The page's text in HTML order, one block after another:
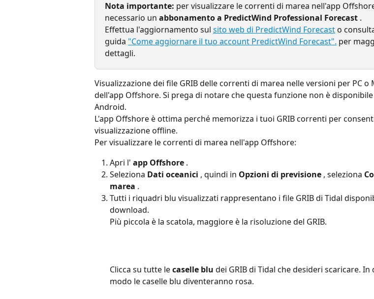
Nota importante: per visualizzare le correnti di marea nell'app
necessario un abbonamento a PredictWind Professional Forecast .
Effettua l'aggiornamento sul sito web di PredictWind Forecast o
guida "Come aggiornare il tuo account PredictWind Forecast". per
dettagli.
Visualizzazione dei file GRIB delle correnti di marea nelle versioni per PC o
dell'app Offshore. Si prega di notare che questa funzione non è disponibile
Android.
L'app Offshore è ottima perché memorizza i tuoi GRIB correnti per
visualizzazione offline.
Per visualizzare le correnti di marea nell'app Offshore:
Apri l' app Offshore .
Seleziona Dati oceanici , quindi in Opzioni di previsione , seleziona
marea .
Tutti i riquadri blu visualizzati rappresentano i file GRIB di Tidal
download.
Più piccola è la scatola, maggiore è la risoluzione del GRIB.
Clicca su tutte le caselle blu dei GRIB di Tidal che desideri scaricare. In
modo le caselle blu diventeranno rosa.